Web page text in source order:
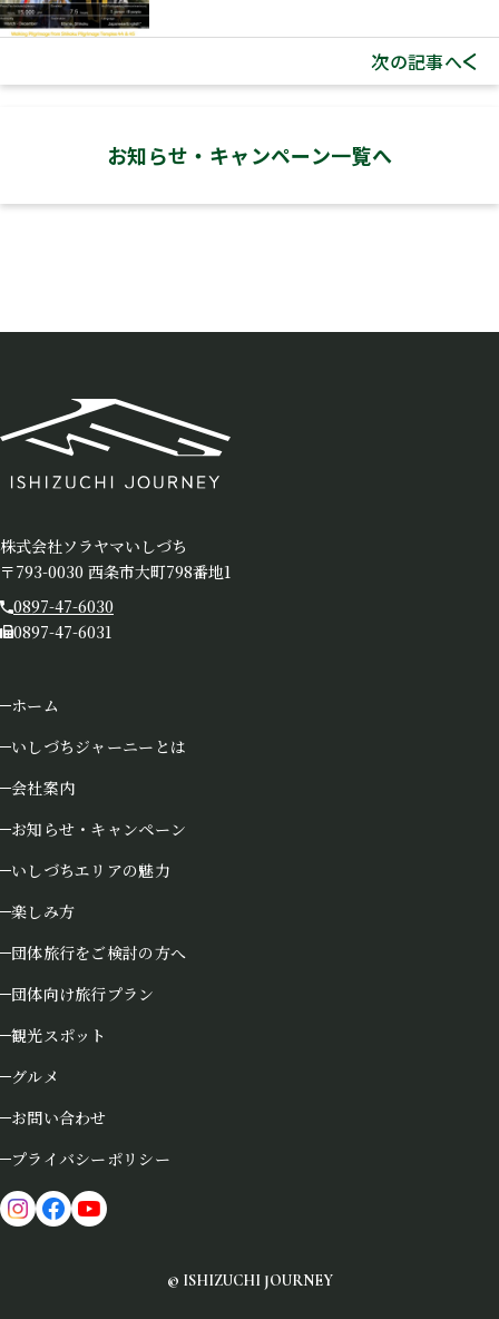
お知らせ・ キャンペーン一覧へ
次の記事へ
株式会社ソラヤマいしづち
〒793-0030 西条市大町798番地1
0897-47-6030
0897-47-6031
ホーム
いしづちジャーニーとは
会社案内
お知らせ・キャンペーン
いしづちエリアの魅力
楽しみ方
団体旅行をご検討の方へ
団体向け旅行プラン
観光スポット
グルメ
お問い合わせ
プライバシーポリシー
© ISHIZUCHI JOURNEY